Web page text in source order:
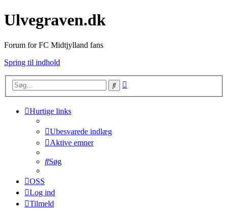
Ulvegraven.dk
Forum for FC Midtjylland fans
Spring til indhold
Søg
Hurtige links
Ubesvarede indlæg
Aktive emner
Søg
OSS
Log ind
Tilmeld